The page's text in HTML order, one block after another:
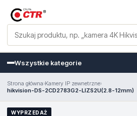
Wszystkie kategorie
Strona główna›Kamery IP zewnetrzne›
hikvision-DS-2CD2783G2-LIZS2U(2.8-12mm)
WYPRZEDAŻ